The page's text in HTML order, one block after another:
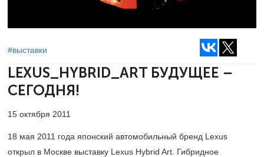
#выставки
LEXUS_HYBRID_ART БУДУЩЕЕ –
СЕГОДНЯ!
15 октября 2011
18 мая 2011 года японский автомобильный бренд Lexus
открыл в Москве выставку Lexus Hybrid Art. Гибридное